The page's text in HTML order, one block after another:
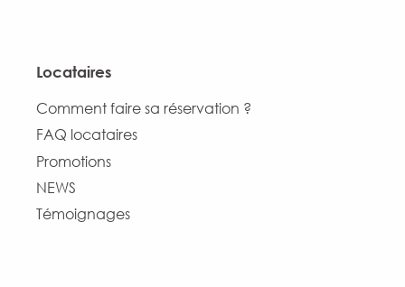
Locataires
Comment faire sa réservation ?
FAQ locataires
Promotions
NEWS
Témoignages